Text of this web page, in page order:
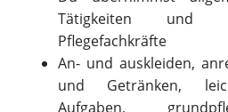
Tätigkeiten und
Pflegefachkräfte
An- und auskleiden,
und Getränken,
Aufgaben,